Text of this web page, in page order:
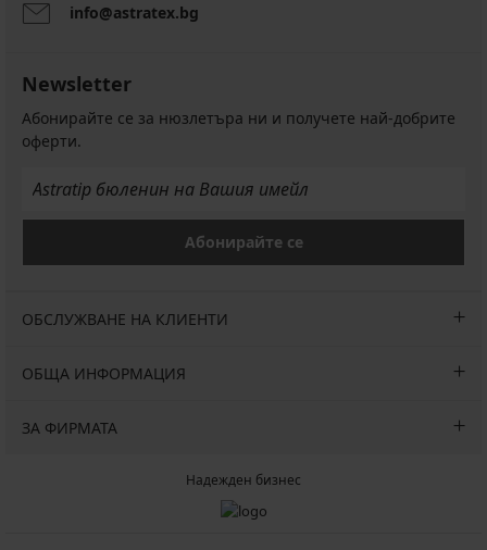
info@astratex.bg
Newsletter
Абонирайте се за нюзлетъра ни и получете най-добрите
оферти.
Абонирайте се
ОБСЛУЖВАНЕ НА КЛИЕНТИ
ОБЩА ИНФОРМАЦИЯ
ЗА ФИРМАТА
Надежден бизнес